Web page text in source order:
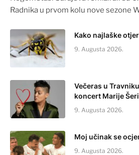
Radnika u prvom kolu nove sezone
Kako najlaške
9. Augusta 2026.
Večeras u
koncert Marije
9. Augusta 2026.
Moj učinak se
9. Augusta 2026.